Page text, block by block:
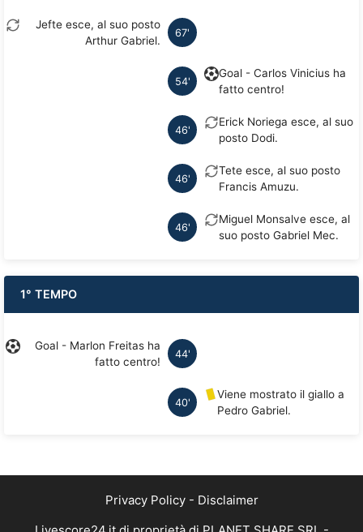
67'
Jefte esce, al suo posto
Arthur Gabriel.
54'
Goal - Carlos Vinicius ha
fatto centro!
46'
Erick Noriega esce, al suo
posto Dodi.
46'
Tete esce, al suo posto
Francis Amuzu.
46'
Miguel Monsalve esce, al
suo posto Gabriel Mec.
1° TEMPO
44'
Goal - Marlon Freitas ha
fatto centro!
40'
Viene mostrato il giallo a
Pedro Gabriel.
Privacy Policy- Disclaimer